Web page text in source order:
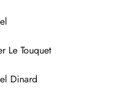
Le Touquet
Dinard